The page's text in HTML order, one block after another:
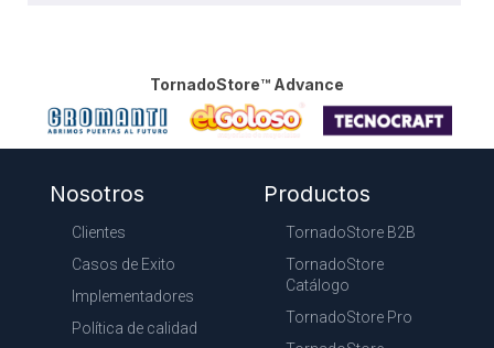
TornadoStore™ Advance
Nosotros
Clientes
Casos de Exito
Implementadores
Política de calidad
Productos
TornadoStore B2B
TornadoStore
Catálogo
TornadoStore Pro